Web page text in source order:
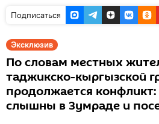
Подписаться
Эксклюзив
По словам местных
таджикско-кыргызской
продолжается
слышны в Зумраде и